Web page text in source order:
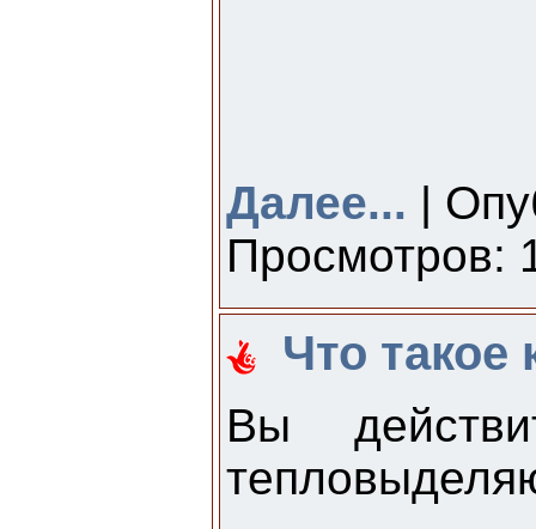
Далее... |
Просмотров:
Что
Вы